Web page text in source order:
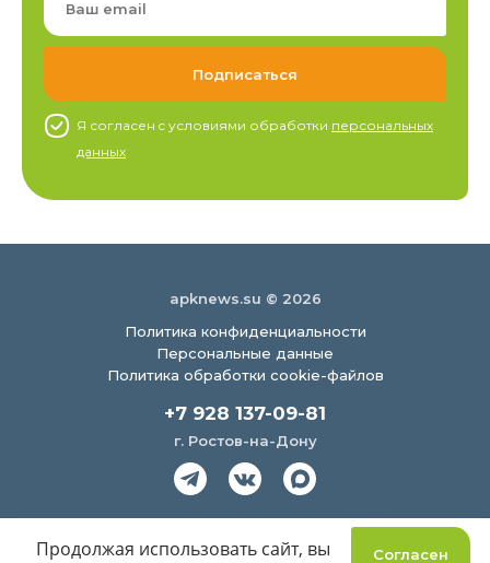
Я согласен c условиями обработки персональных
данных
apknews.su © 2026
Политика конфиденциальности
Персональные данные
Политика обработки cookie-файлов
+7 928 137-09-81
г. Ростов-на-Дону
Согласен
Продолжая использовать сайт, вы